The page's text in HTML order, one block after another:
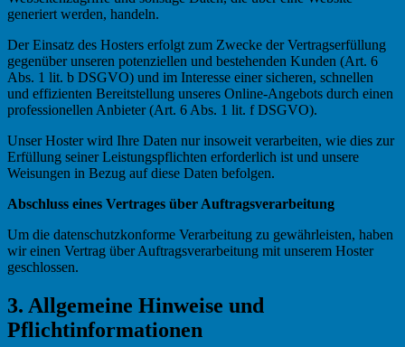
generiert werden, handeln.
Der Einsatz des Hosters erfolgt zum Zwecke der Vertragserfüllung
gegenüber unseren potenziellen und bestehenden Kunden (Art. 6
Abs. 1 lit. b DSGVO) und im Interesse einer sicheren, schnellen
und effizienten Bereitstellung unseres Online-Angebots durch einen
professionellen Anbieter (Art. 6 Abs. 1 lit. f DSGVO).
Unser Hoster wird Ihre Daten nur insoweit verarbeiten, wie dies zur
Erfüllung seiner Leistungspflichten erforderlich ist und unsere
Weisungen in Bezug auf diese Daten befolgen.
Abschluss eines Vertrages über Auftragsverarbeitung
Um die datenschutzkonforme Verarbeitung zu gewährleisten, haben
wir einen Vertrag über Auftragsverarbeitung mit unserem Hoster
geschlossen.
3. Allgemeine Hinweise und
Pflichtinformationen